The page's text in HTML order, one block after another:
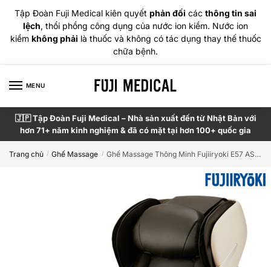
Tập Đoàn Fuji Medical kiên quyết phản đối các thông tin sai
lệch, thổi phồng công dụng của nước ion kiềm. Nước ion
kiềm không phải là thuốc và không có tác dụng thay thế thuốc
chữa bệnh.
MENU
🇯🇵 Tập Đoàn Fuji Medical – Nhà sản xuất đến từ Nhật Bản với
hơn 71+ năm kinh nghiệm & đã có mặt tại hơn 100+ quốc gia
Trang chủ / Ghế Massage / Ghế Massage Thông Minh Fujiiryoki E57 AS-R600F – Thương hiệu Nhật Bản